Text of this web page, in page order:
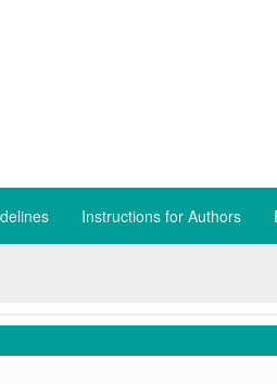
​Instructions for Authors